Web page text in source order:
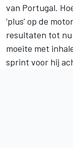
van Portugal.
‘plus’ op de
resultaten tot
moeite met
sprint voor hij